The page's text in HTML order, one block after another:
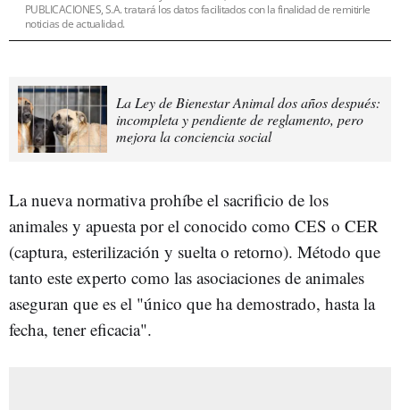
PUBLICACIONES, S.A. tratará los datos facilitados con la finalidad de remitirle
noticias de actualidad.
La Ley de Bienestar Animal dos años después:
incompleta y pendiente de reglamento, pero
mejora la conciencia social
La nueva normativa prohíbe el sacrificio de los
animales y apuesta por el conocido como CES o CER
(captura, esterilización y suelta o retorno). Método que
tanto este experto como las asociaciones de animales
aseguran que es el "único que ha demostrado, hasta la
fecha, tener eficacia".